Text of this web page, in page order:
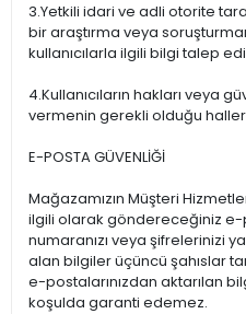
3.Yetkili idari ve adli otorite
bir araştırma veya
kullanıcılarla ilgili bilgi talep
4.Kullanıcıların hakları veya
vermenin gerekli olduğu
E-POSTA GÜVENLİĞİ
Mağazamızın Müşteri
ilgili olarak göndereceğiniz e-
numaranızı veya şifrelerinizi
alan bilgiler üçüncü şahıslar
e-postalarınızdan aktarılan
koşulda garanti edemez.